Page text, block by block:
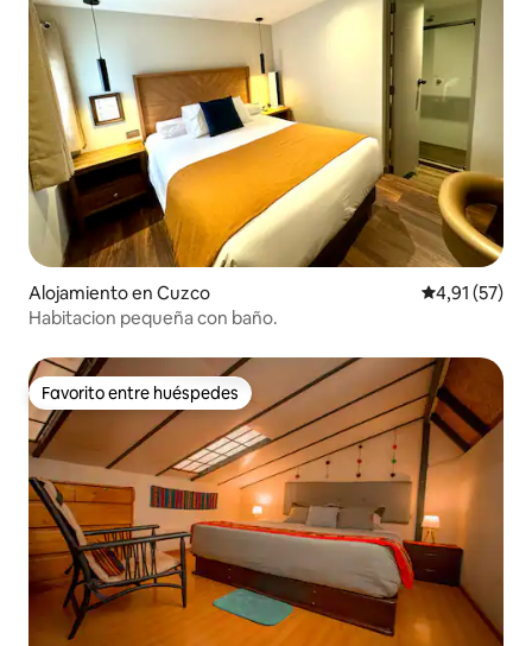
Alojamiento en Cuzco Calificación
4,91 (57)
Habitacion pequeña con baño.
Favorito entre huéspedes
Favorito entre huéspedes